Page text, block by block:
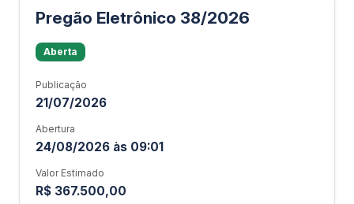
Pregão Eletrônico 38/2026
Aberta
Publicação
21/07/2026
Abertura
24/08/2026 às 09:01
Valor Estimado
R$ 367.500,00